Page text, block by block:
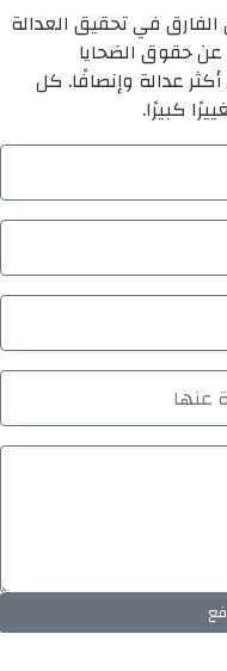
في تحقيق العدالة
عن حقوق الضحايا
عدالة وإنصافًا. كل
كبيرًا.